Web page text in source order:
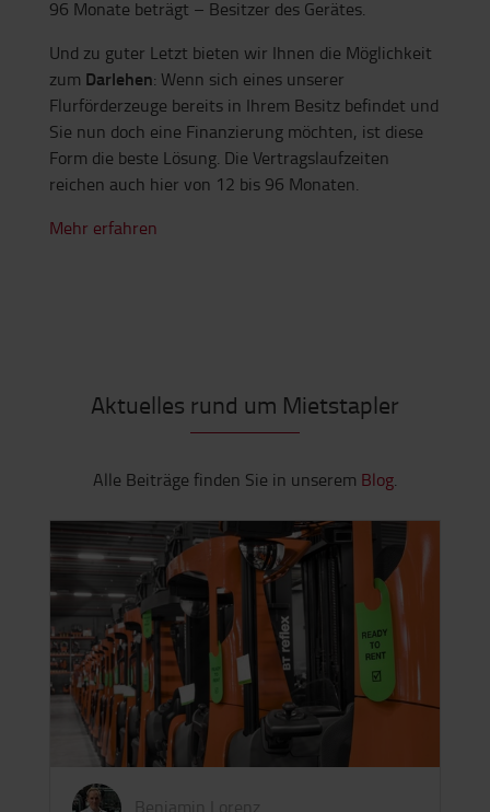
Zusätzlich von staatlichen Fördermitteln
am Ende der Vertragslaufzeit – die zwischen 12 und
96 Monate beträgt – Besitzer des Gerätes.
Und zu guter Letzt bieten wir Ihnen die Möglichkeit
zumDarlehen: Wenn sich eines unserer
Flurförderzeuge bereits in Ihrem Besitz befindet und
Form die beste Lösung. Die Vertragslaufzeiten
Aktuelles rund um Mietstapler
Alle Beiträge finden Sie in unserem .